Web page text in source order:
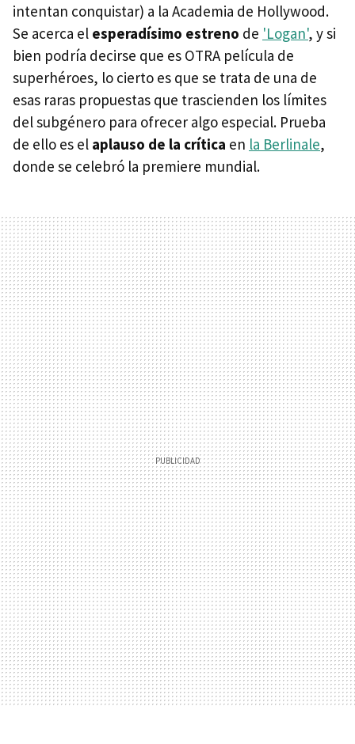
intentan conquistar) a la Academia de Hollywood.
Se acerca el esperadísimo estreno de 'Logan', y si
bien podría decirse que es OTRA película de
superhéroes, lo cierto es que se trata de una de
esas raras propuestas que trascienden los límites
del subgénero para ofrecer algo especial. Prueba
de ello es el aplauso de la crítica en la Berlinale,
donde se celebró la premiere mundial.